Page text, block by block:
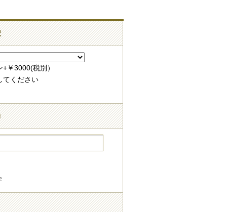
￥3000(税別）
てください